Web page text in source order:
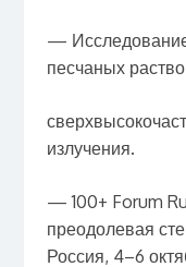
—
песчаных
излучения.
— 100+ Forum
преодолевая
Россия, 4–6